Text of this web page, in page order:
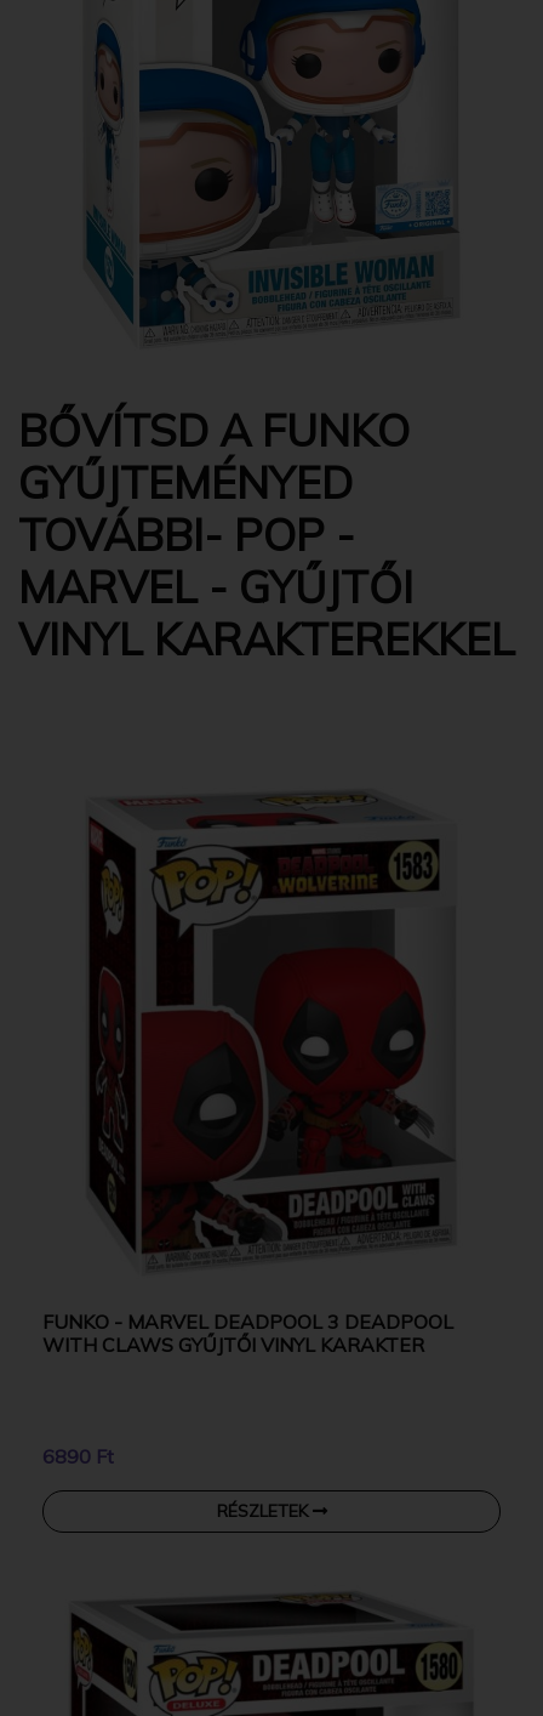
BŐVÍTSD A FUNKO
GYŰJTEMÉNYED
TOVÁBBI- POP -
MARVEL - GYŰJTŐI
VINYL KARAKTEREKKEL
FUNKO - MARVEL DEADPOOL 3 DEADPOOL
WITH CLAWS GYŰJTŐI VINYL KARAKTER
6890 Ft
RÉSZLETEK